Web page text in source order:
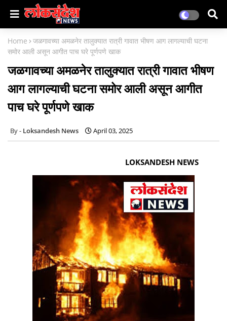
Home
जळगावच्या अमळनेर तालुक्यात रात्री गावात भीषण आग लागल्याची घटना
समोर आली असून आगीत पाच घरे पूर्णपणे खाक
जळगावच्या अमळनेर तालुक्यात रात्री गावात भीषण
आग लागल्याची घटना समोर आली असून आगीत
पाच घरे पूर्णपणे खाक
Loksandesh News April 03, 2025
LOKSANDESH NEWS